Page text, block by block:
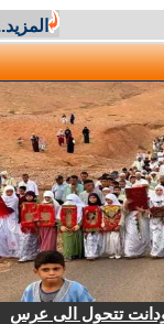
المزيد...
تتحول الى عرس